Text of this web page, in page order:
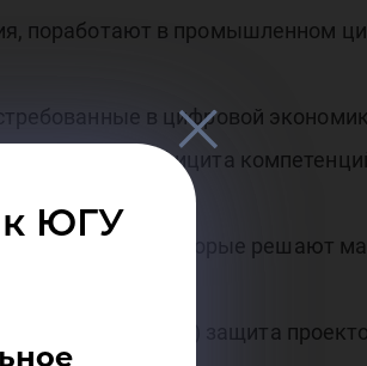
к ЮГУ
поработают в промышленном
в цифровой
проблемы дефицита
инструменты, которые решают
и написание; 3) защита